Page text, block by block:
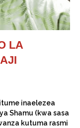
LA
inaelezea
Shamu (kwa sasa
kutuma rasmi